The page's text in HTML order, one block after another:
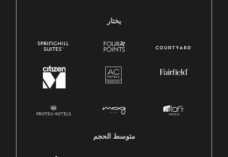
يختار
متوسط ​​الحجم